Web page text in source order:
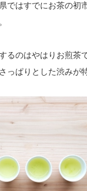
ではすでにお茶の初
るのはやはりお煎茶
っぱりとした渋みが